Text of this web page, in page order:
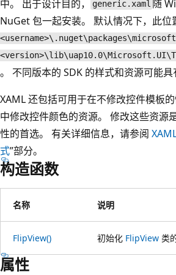
中。 出于设计目的，
generic.xaml 随
NuGet 包一起安装。 默认情况下，此位
。 不同版本的 SDK 的样式和资源可能具
XAML 还包括可用于在不修改控件模板
中修改控件颜色的资源。 修改这些资源
性的首选。 有关详细信息，请参阅
式”部分。
构造函数
名称 说明
FlipView() 初始化 FlipView 类
属性